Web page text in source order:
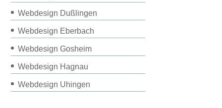
Webdesign Dußlingen
Webdesign Eberbach
Webdesign Gosheim
Webdesign Hagnau
Webdesign Uhingen